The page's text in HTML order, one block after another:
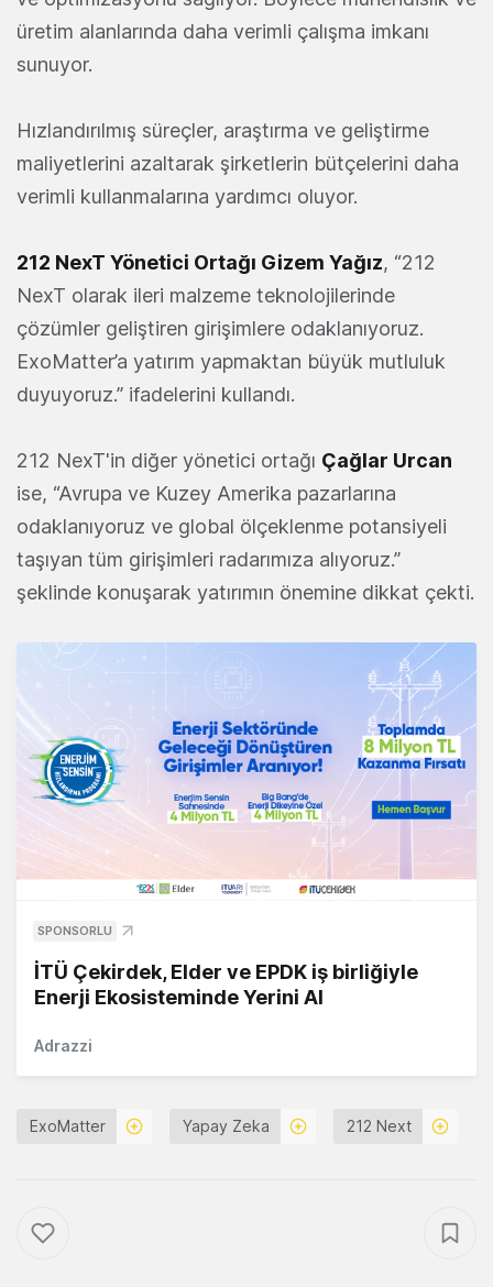
üretim alanlarında daha verimli çalışma imkanı
sunuyor.
Hızlandırılmış süreçler, araştırma ve geliştirme
maliyetlerini azaltarak şirketlerin bütçelerini daha
verimli kullanmalarına yardımcı oluyor.
212 NexT Yönetici Ortağı Gizem Yağız, “212
NexT olarak ileri malzeme teknolojilerinde
çözümler geliştiren girişimlere odaklanıyoruz.
ExoMatter’a yatırım yapmaktan büyük mutluluk
duyuyoruz.” ifadelerini kullandı.
212 NexT'in diğer yönetici ortağı Çağlar Urcan
ise, “Avrupa ve Kuzey Amerika pazarlarına
odaklanıyoruz ve global ölçeklenme potansiyeli
taşıyan tüm girişimleri radarımıza alıyoruz.”
şeklinde konuşarak yatırımın önemine dikkat çekti.
SPONSORLU
İTÜ Çekirdek, Elder ve EPDK iş birliğiyle
Enerji Ekosisteminde Yerini Al
Adrazzi
ExoMatter Yapay Zeka 212 Next